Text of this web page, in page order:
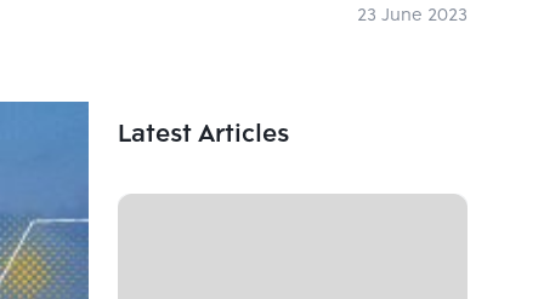
23 June 2023
Latest Articles